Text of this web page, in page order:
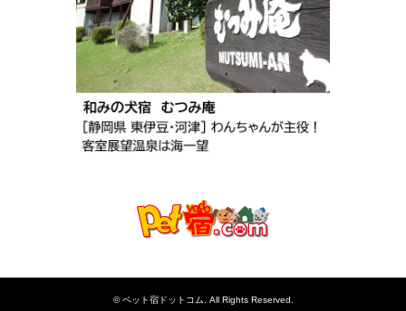
©ペット宿ドットコム. All Rights Reserved.